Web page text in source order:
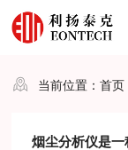
当前位置：首页
烟尘分析仪是